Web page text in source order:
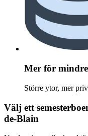
Mer för mindre
Större ytor, mer
Välj ett
de-Blain